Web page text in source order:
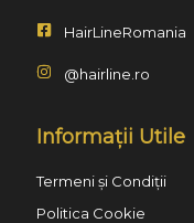
HairLineRomania
@hairline.ro
Informații Utile
Termeni și Condiții
Politica Cookie